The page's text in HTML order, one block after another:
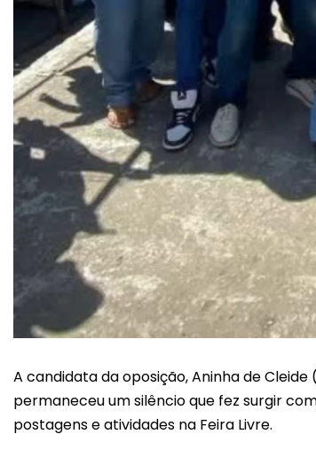
A candidata da oposição, Aninha de
permaneceu um silêncio que fez surgir
postagens e atividades na Feira Livre.